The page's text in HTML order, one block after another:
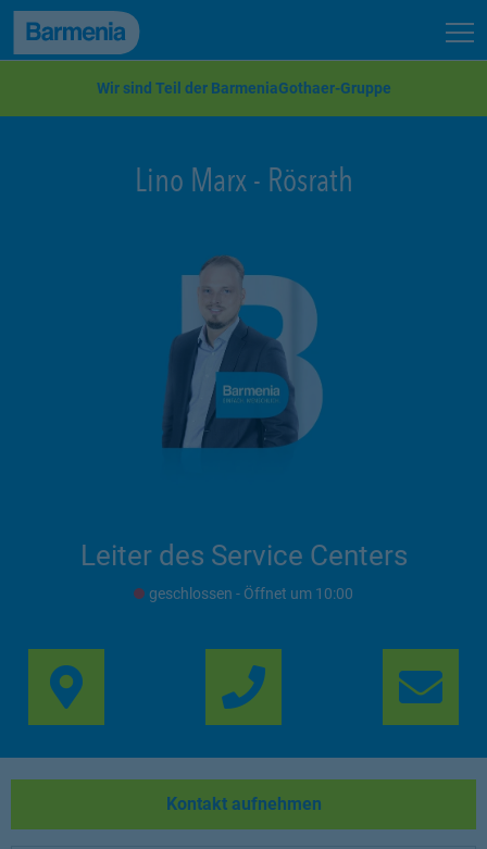
zum Seiteninhalt
Back to top
Wir sind Teil der BarmeniaGothaer-Gruppe
Lino Marx - Rösrath
Leiter des Service Centers
geschlossen - Öffnet um 10:00
Link Opens in New
Kontakt aufnehmen